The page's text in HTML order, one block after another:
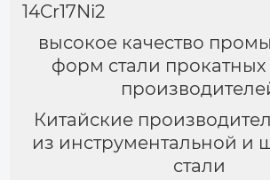
14Cr17Ni2
высокое качество
форм стали прокатных
Китайские
из инструментальной и
стали